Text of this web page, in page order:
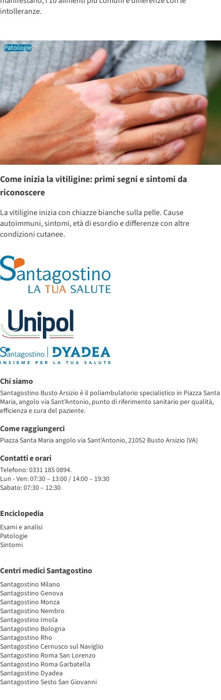
intolleranze.
Come inizia la vitiligine: primi segni e sintomi da
riconoscere
La vitiligine inizia con chiazze bianche sulla pelle. Cause
autoimmuni, sintomi, età di esordio e differenze con altre
condizioni cutanee.
Patologie
Chi siamo
Santagostino Busto Arsizio è il poliambulatorio specialistico in Piazza Santa
Maria, angolo via Sant'Antonio, punto di riferimento sanitario per qualità,
efficienza e cura del paziente.
Come raggiungerci
Piazza Santa Maria angolo via Sant'Antonio, 21052 Busto Arsizio (VA)
Contatti e orari
Telefono: 0331 185 0894.
Lun - Ven: 07:30 – 13:00 / 14:00 – 19:30
Sabato: 07:30 – 12:30
Enciclopedia
Esami e analisi
Patologie
Sintomi
Centri medici Santagostino
Santagostino Milano
Santagostino Genova
Santagostino Monza
Santagostino Nembro
Santagostino Imola
Santagostino Bologna
Santagostino Rho
Santagostino Cernusco sul Naviglio
Santagostino Roma San Lorenzo
Santagostino Roma Garbatella
Santagostino Dyadea
Santagostino Sesto San Giovanni